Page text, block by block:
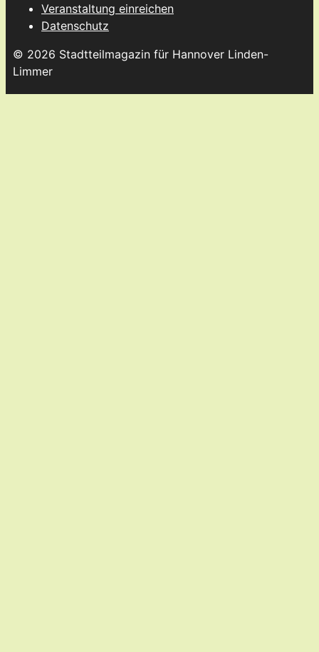
Veranstaltung einreichen
Datenschutz
© 2026 Stadtteilmagazin für Hannover Linden-
Limmer